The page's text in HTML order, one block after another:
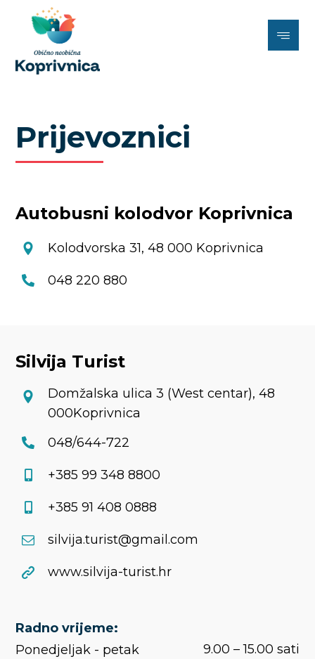
Prijevoznici
Autobusni kolodvor Koprivnica
Kolodvorska 31, 48 000 Koprivnica
048 220 880
Silvija Turist
Domžalska ulica 3 (West centar), 48
000Koprivnica
048/644-722
+385 99 348 8800
+385 91 408 0888
silvija.turist@gmail.com
www.silvija-turist.hr
Radno vrijeme:
Ponedjeljak - petak
9.00 – 15.00 sati